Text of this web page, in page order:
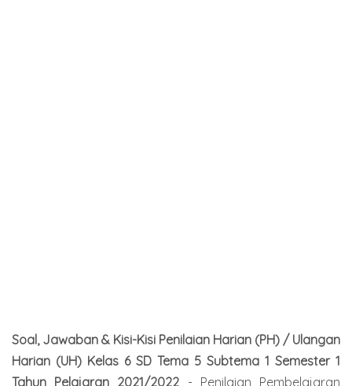
Soal, Jawaban & Kisi-Kisi Penilaian Harian (PH) / Ulangan
Harian (UH) Kelas 6 SD Tema 5 Subtema 1 Semester 1
Tahun Pelajaran 2021/2022 - Penilaian Pembelajaran